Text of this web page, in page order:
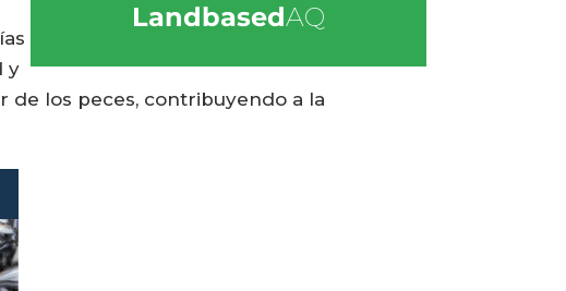
LandbasedAQ
y
de los peces, contribuyendo a la